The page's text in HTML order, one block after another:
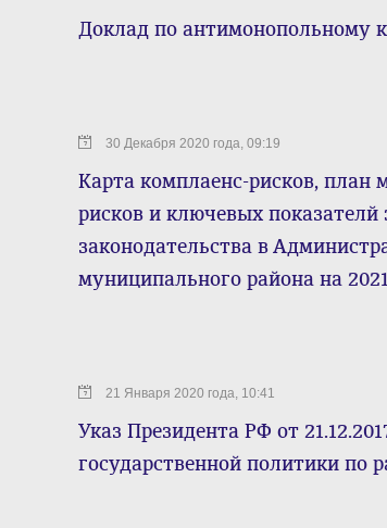
Доклад по антимонопольному
30 Декабря 2020 года, 09:19
Карта комплаенс-рисков,
рисков и ключевых
законодательства в
муниципального района на
21 Января 2020 года, 10:41
Указ Президента РФ от
государственной политики по